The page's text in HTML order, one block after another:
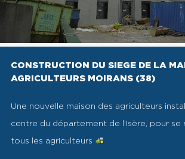
CONSTRUCTION DU SIEGE DE LA
AGRICULTEURS MOIRANS (38)
Une nouvelle maison des agriculteurs
centre du département de l’Isère, pour se
tous les agriculteurs